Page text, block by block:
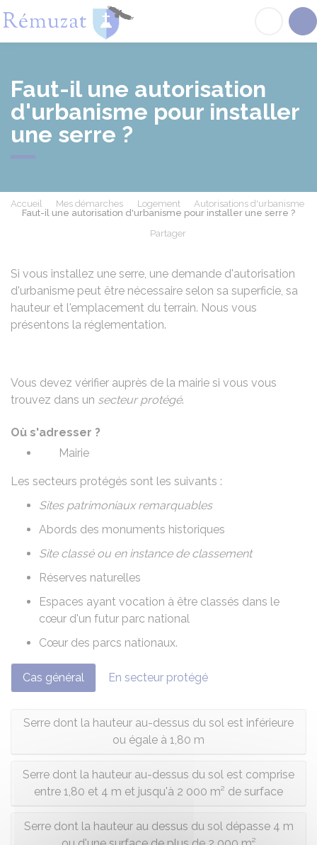
Faut-il une autorisation
d'urbanisme pour installer
une serre ?
Accueil Mes démarches Logement
Autorisations d'urbanisme
Faut-il une autorisation d'urbanisme pour installer une serre ?
Partager
Si vous installez une serre, une demande d'autorisation
d'urbanisme peut être nécessaire selon sa superficie, sa
hauteur et l'emplacement du terrain. Nous vous
présentons la réglementation.
Vous devez vérifier auprès de la mairie si vous vous
trouvez dans un secteur protégé.
Où s'adresser ?
Mairie
Les secteurs protégés sont les suivants :
Sites patrimoniaux remarquables
Abords des monuments historiques
Site classé ou en instance de classement
Réserves naturelles
Espaces ayant vocation à être classés dans le
cœur d'un futur parc national
Cœur des parcs nationaux.
Cas général En secteur protégé
Serre dont la hauteur au-dessus du sol est inférieure
ou égale à 1,80 m
Serre dont la hauteur au-dessus du sol est comprise
entre 1,80 et 4 m et jusqu'à 2 000 m² de surface
Serre dont la hauteur au dessus du sol dépasse 4 m